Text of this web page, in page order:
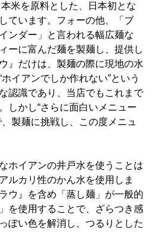
米を原料とした、日本初とな
ています。フォーの他、「ブ
ンダー」と言われる幅広麺な
ーに富んだ麺を製麺し、提供し
』だけは、製麺の際に現地の水
イアンでしか作れない”という
認識であり、当店でもこれまで
しかし“さらに面白いメニュー
製麺に挑戦し、この度メニュ
ホイアンの井戸水を使うことは
ルカリ性のかん水を使用しま
ウ』を含め「蒸し麺」が一般的
を使用することで、ざらつき感
ぽい色を解消し、つるりとした